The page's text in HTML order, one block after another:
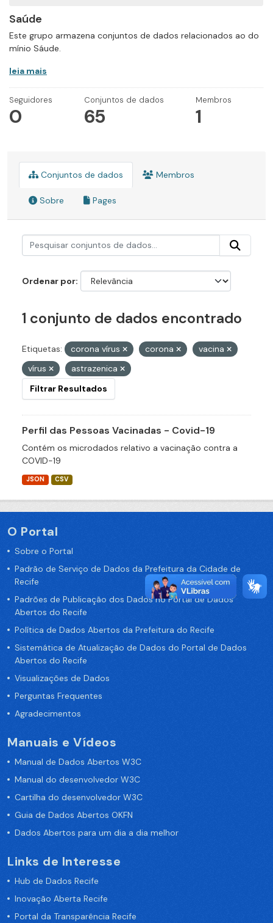
Saúde
Este grupo armazena conjuntos de dados relacionados ao do
mínio Sáude.
leia mais
Seguidores
0
Conjuntos de dados
65
Membros
1
Conjuntos de dados Membros
Sobre Pages
Ordenar por
1 conjunto de dados encontrado
Etiquetas: corona vírus corona
vacina
vírus
astrazenica
Filtrar Resultados
Perfil das Pessoas Vacinadas - Covid-19
Contém os microdados relativo a vacinação contra a
COVID-19
JSON CSV
O Portal
Sobre o Portal
Padrão de Serviço de Dados da Prefeitura da Cidade de
Recife
Padrões de Publicação dos Dados no Portal de Dados
Abertos do Recife
Política de Dados Abertos da Prefeitura do Recife
Sistemática de Atualização de Dados do Portal de Dados
Abertos do Recife
Visualizações de Dados
Perguntas Frequentes
Agradecimentos
Manuais e Vídeos
Manual de Dados Abertos W3C
Manual do desenvolvedor W3C
Cartilha do desenvolvedor W3C
Guia de Dados Abertos OKFN
Dados Abertos para um dia a dia melhor
Links de Interesse
Hub de Dados Recife
Inovação Aberta Recife
Portal da Transparência Recife